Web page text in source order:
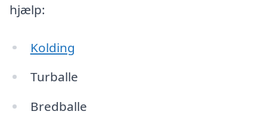
hjælp:
Kolding
Turballe
Bredballe